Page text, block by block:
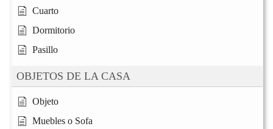
Cuarto
Dormitorio
Pasillo
OBJETOS DE LA CASA
Objeto
Muebles o Sofa